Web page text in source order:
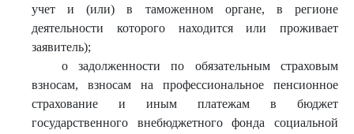
учет и (или) в таможенном органе, в регионе
деятельности которого находится или проживает
заявитель);
о задолженности по обязательным страховым
взносам, взносам на профессиональное пенсионное
страхование и иным платежам в бюджет
государственного внебюджетного фонда социальной